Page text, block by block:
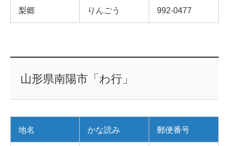
梨郷 りんごう 992-0477
山形県南陽市「わ行」
地名 かな読み 郵便番号